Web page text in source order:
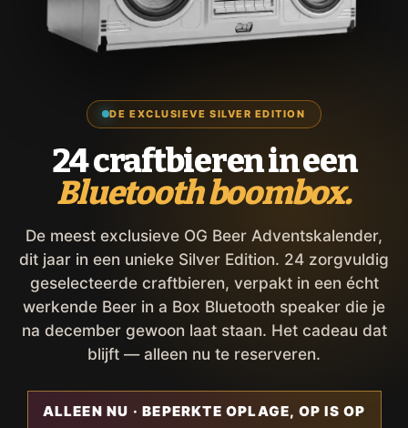
DE EXCLUSIEVE SILVER EDITION
24 craftbieren in een
Bluetooth boombox.
De meest exclusieve OG Beer Adventskalender,
dit jaar in een unieke Silver Edition. 24 zorgvuldig
geselecteerde craftbieren, verpakt in een écht
werkende Beer in a Box Bluetooth speaker die je
na december gewoon laat staan. Het cadeau dat
blijft — alleen nu te reserveren.
ALLEEN NU · BEPERKTE OPLAGE, OP IS OP